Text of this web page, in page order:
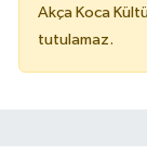
Akça Koca
tutulamaz.